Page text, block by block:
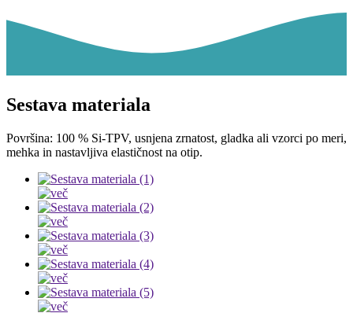
Sestava materiala
Površina: 100 % Si-TPV, usnjena zrnatost, gladka ali vzorci po meri,
mehka in nastavljiva elastičnost na otip.